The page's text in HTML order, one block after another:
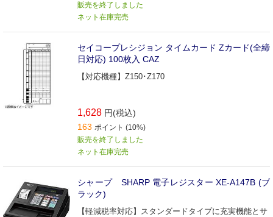
販売を終了しました
ネット在庫完売
セイコープレシジョン タイムカード Zカード(全締
日対応) 100枚入 CAZ
【対応機種】Z150･Z170
1,628 円(税込)
163 ポイント (10%)
販売を終了しました
ネット在庫完売
シャープ SHARP 電子レジスター XE‐A147B (ブ
ラック)
【軽減税率対応】スタンダードタイプに充実機能とサ